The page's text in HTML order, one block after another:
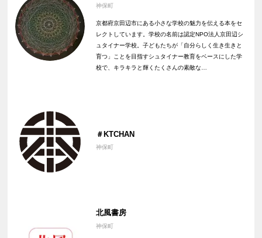
神保町
京都府京田辺市にある小さな学校の魅力を伝える本をセ
レクトしています。学校の名前は認定NPO法人京田辺シ
ュタイナー学校。子どもたちが「自分らしく生き生きと
育つ」ことを目指すシュタイナー教育をベースにした学
校で、キラキラと輝くたくさんの素敵な…
＃KTCHAN
神保町
北風書房
神保町